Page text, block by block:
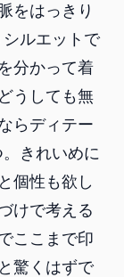
をはっきり
ルエットで
分かって着
うしても無
らディテー
きれいめに
個性も欲し
けで考える
ここまで印
驚くはずで